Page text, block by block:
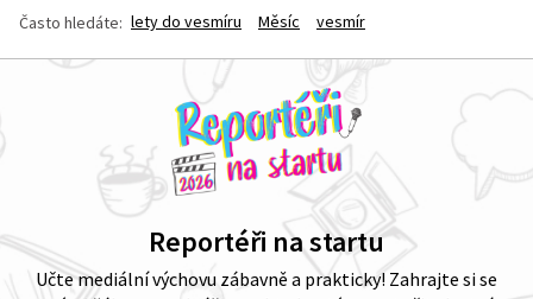
Často hledáte: lety do vesmíru Měsíc vesmír
Reportéři na startu
Učte mediální výchovu zábavně a prakticky! Zahrajte si se